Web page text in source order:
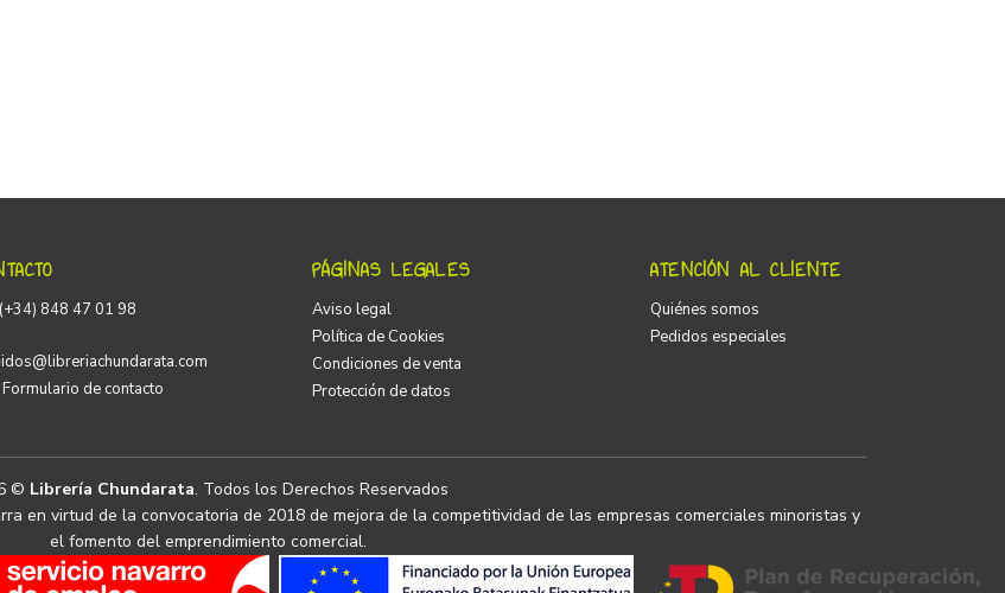
(+34) 848 47 01 98
Formulario de contacto
PÁGINAS LEGALES
Aviso legal
Política de Cookies
Condiciones de venta
Protección de datos
ATENCIÓN AL CLIENTE
Quiénes somos
Pedidos especiales
© Librería Chundarata. Todos los Derechos Reservados
en virtud de la convocatoria de 2018 de mejora de la competitividad de las empresas comerciales minoristas y
el fomento del emprendimiento comercial.